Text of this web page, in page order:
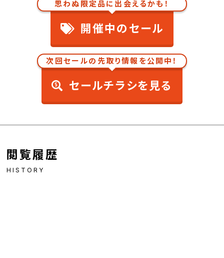
思わぬ限定品に出会えるかも！
開催中のセール
次回セールの先取り情報を公開中！
セールチラシを見る
閲覧履歴
HISTORY